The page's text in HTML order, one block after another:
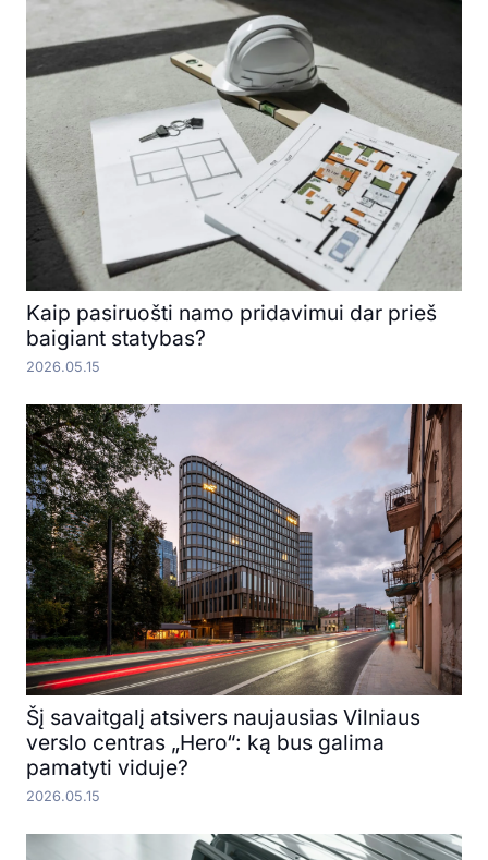
Kaip pasiruošti namo pridavimui dar prieš
baigiant statybas?
2026.05.15
Šį savaitgalį atsivers naujausias Vilniaus
verslo centras „Hero“: ką bus galima
pamatyti viduje?
2026.05.15